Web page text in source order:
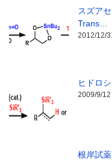
スズア
Trans…
2012/12/
ヒドロ
2009/9/12
根岸試